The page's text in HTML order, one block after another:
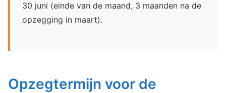
30 juni (einde van de maand, 3 maanden na de
opzegging in maart).
Opzegtermijn voor de